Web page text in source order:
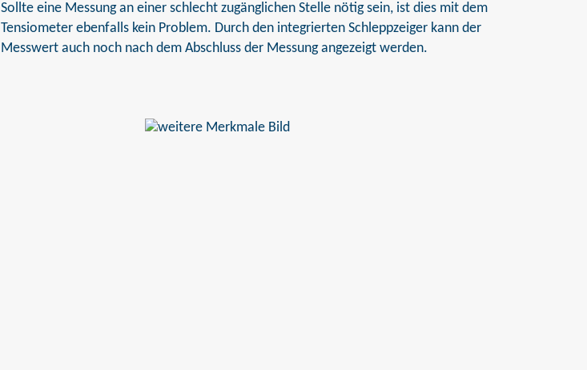
Sollte eine Messung an einer schlecht zugänglichen Stelle nötig sein, ist dies mit dem
Tensiometer ebenfalls kein Problem. Durch den integrierten Schleppzeiger kann der
Messwert auch noch nach dem Abschluss der Messung angezeigt werden.